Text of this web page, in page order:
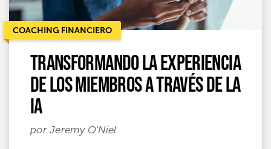
COACHING FINANCIERO
Transformando la experiencia
de los miembros a través de la
IA
por Jeremy O'Niel